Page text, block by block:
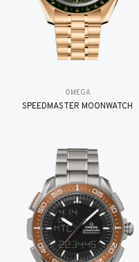
OMEGA
SPEEDMASTER MOONWATCH